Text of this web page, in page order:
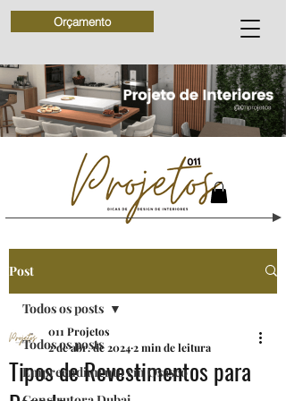
Orçamento
Post
Todos os posts
Empreendimento em Osasco
Todos os posts
Tipos de Revestimentos para
011 Projetos
2 de abr. de 20242 min de leitura